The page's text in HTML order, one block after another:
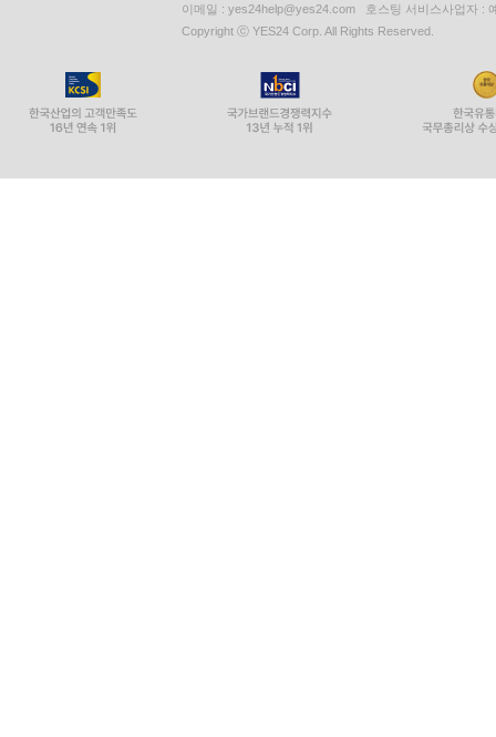
이메일 : yes24help@yes24.com 호스팅 서비스사업자 :
Copyright ⓒ YES24 Corp. All Rights Reserved.